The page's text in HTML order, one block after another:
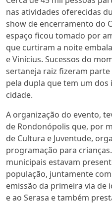
nas atividades oferecidas
show de encerramento do
espaço ficou tomado por
que curtiram a noite
e Vinícius. Sucessos do
sertaneja raiz fizeram
pela dupla que tem um
cidade.
A organização do evento,
de Rondonópolis que, por
de Cultura e Juventude,
programação para
municipais estavam
população, juntamente
emissão da primeira via de
e ao Serasa e também